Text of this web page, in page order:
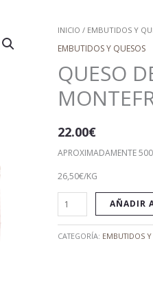
INICIO / EMBUTIDOS Y
EMBUTIDOS Y QUESOS
QUESO
22.00€
APROXIMADAMENTE
26,50€/KG
QUESO
DE
SEMICURADO
MONTEFRIEÑO
CANTIDAD
AÑADIR
CATEGORÍA: EMBUTIDOS